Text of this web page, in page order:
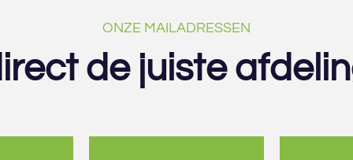
ONZE MAILADRESSEN
de juiste